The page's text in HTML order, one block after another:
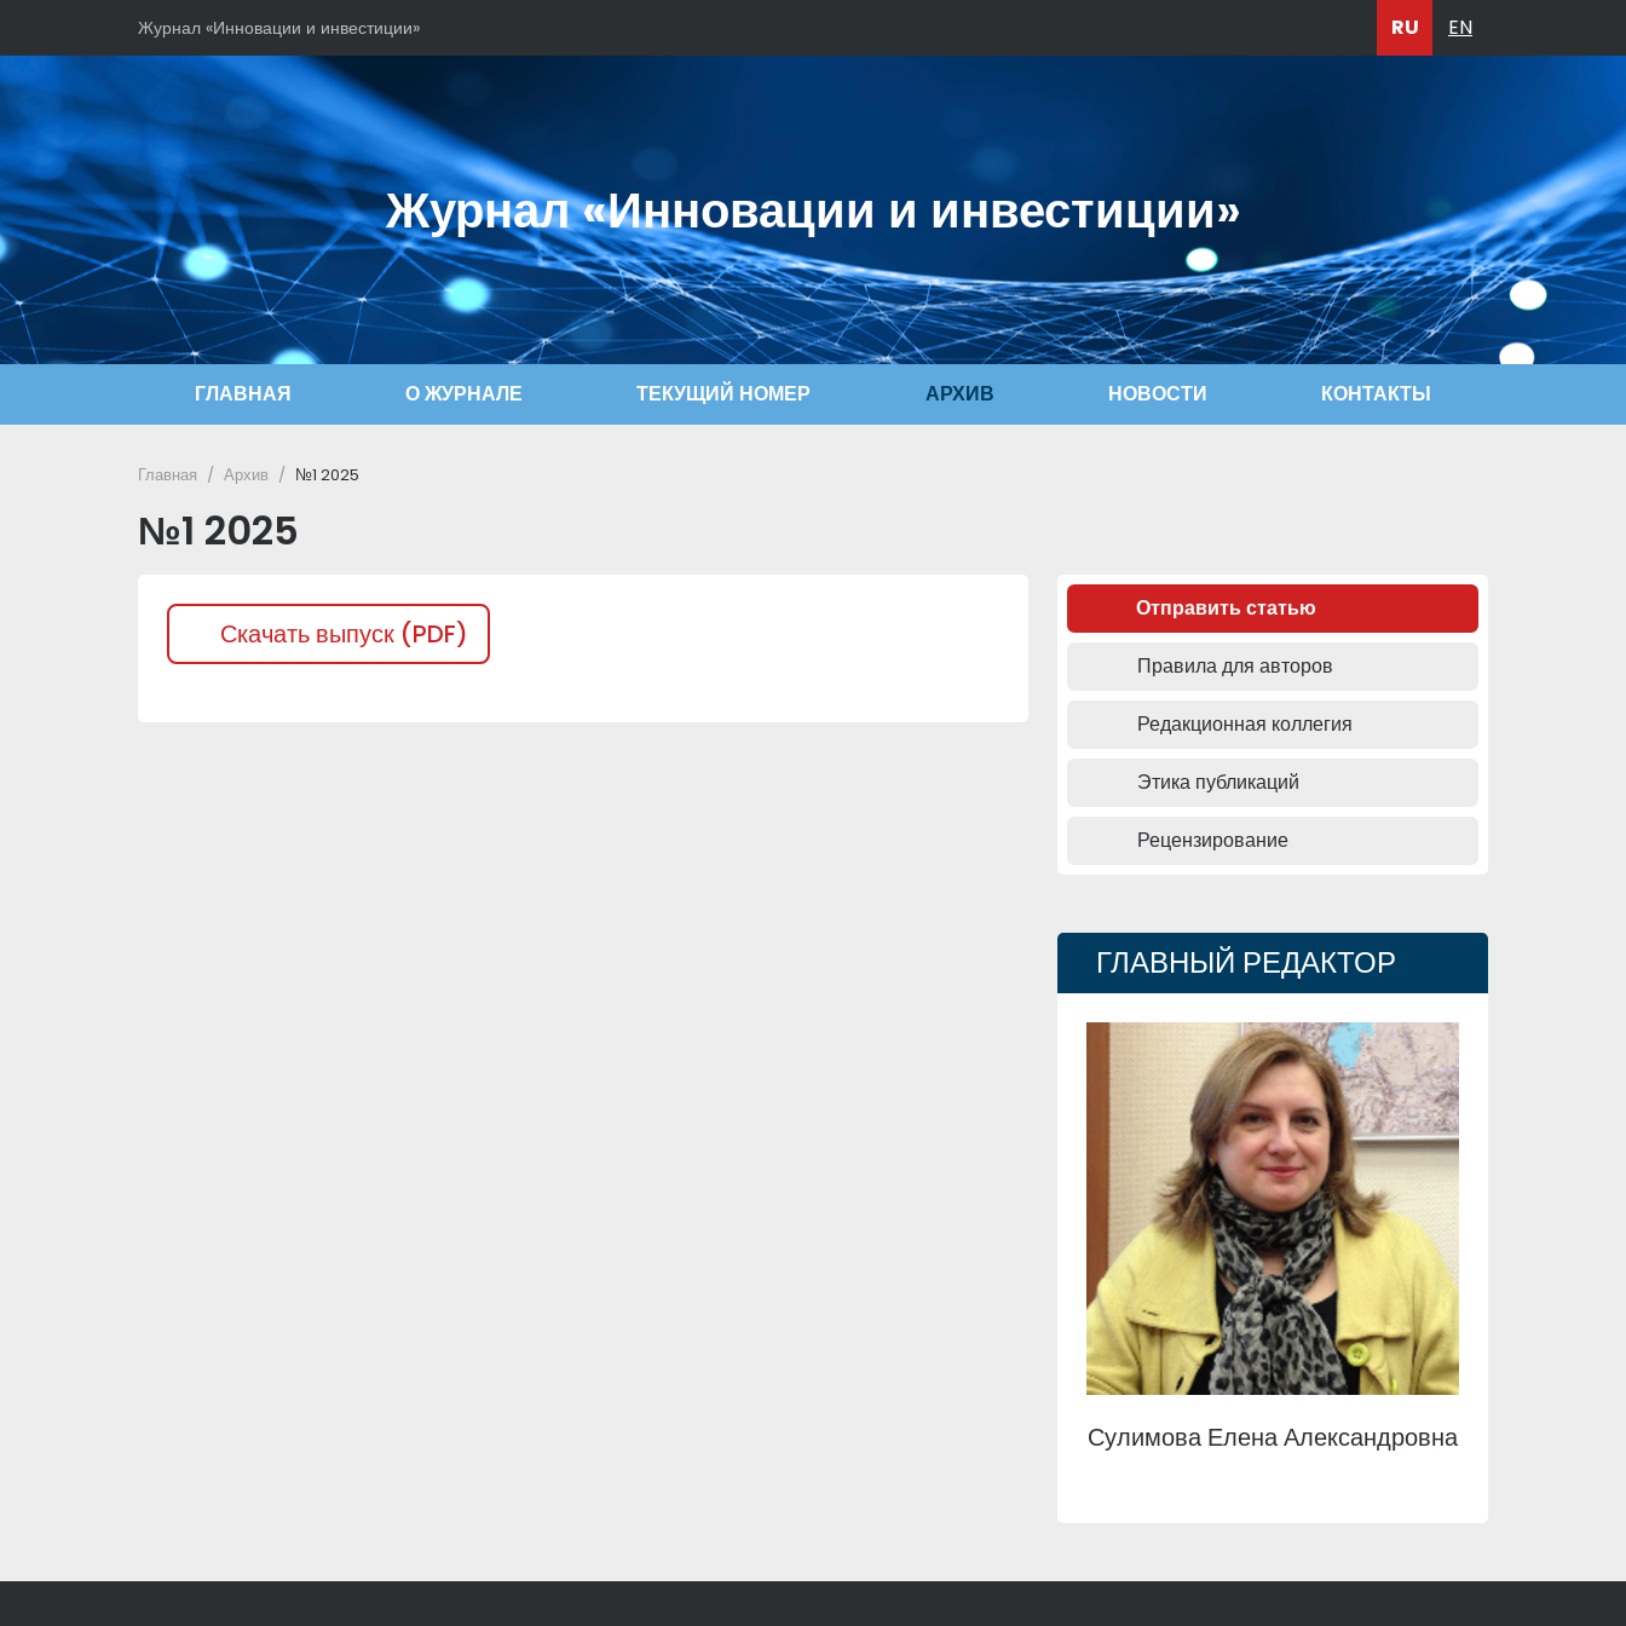
Журнал «Инновации и инвестиции» RU EN
Журнал «Инновации и инвестиции»
ГЛАВНАЯ О ЖУРНАЛЕ ТЕКУЩИЙ НОМЕР АРХИВ НОВОСТИ КОНТАКТЫ
Главная Архив №1 2025
№1 2025
Скачать выпуск (PDF)
Отправить статью
Правила для авторов
Редакционная коллегия
Этика публикаций
Рецензирование
ГЛАВНЫЙ РЕДАКТОР
Сулимова Елена Александровна